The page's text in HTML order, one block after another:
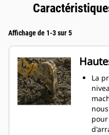
Affichage de 1-3 sur 5
La